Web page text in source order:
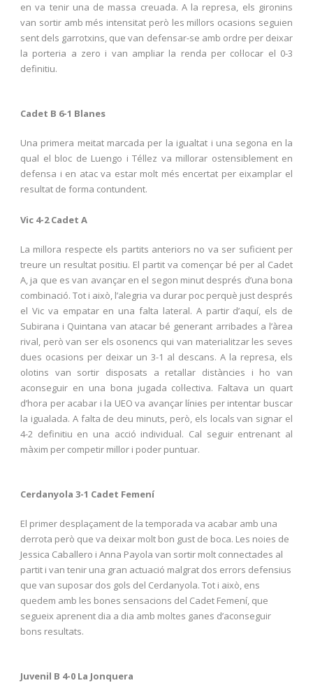
en va tenir una de massa creuada. A la represa, els gironins
van sortir amb més intensitat però les millors ocasions seguien
sent dels garrotxins, que van defensar-se amb ordre per deixar
la porteria a zero i van ampliar la renda per col·locar el 0-3
definitiu.
Cadet B 6-1 Blanes
Una primera meitat marcada per la igualtat i una segona en la
qual el bloc de Luengo i Téllez va millorar ostensiblement en
defensa i en atac va estar molt més encertat per eixamplar el
resultat de forma contundent.
Vic 4-2 Cadet A
La millora respecte els partits anteriors no va ser suficient per
treure un resultat positiu. El partit va començar bé per al Cadet
A, ja que es van avançar en el segon minut després d’una bona
combinació. Tot i això, l’alegria va durar poc perquè just després
el Vic va empatar en una falta lateral. A partir d’aquí, els de
Subirana i Quintana van atacar bé generant arribades a l’àrea
rival, però van ser els osonencs qui van materialitzar les seves
dues ocasions per deixar un 3-1 al descans. A la represa, els
olotins van sortir disposats a retallar distàncies i ho van
aconseguir en una bona jugada col·lectiva. Faltava un quart
d’hora per acabar i la UEO va avançar línies per intentar buscar
la igualada. A falta de deu minuts, però, els locals van signar el
4-2 definitiu en una acció individual. Cal seguir entrenant al
màxim per competir millor i poder puntuar.
Cerdanyola 3-1 Cadet Femení
El primer desplaçament de la temporada va acabar amb una
derrota però que va deixar molt bon gust de boca. Les noies de
Jessica Caballero i Anna Payola van sortir molt connectades al
partit i van tenir una gran actuació malgrat dos errors defensius
que van suposar dos gols del Cerdanyola. Tot i això, ens
quedem amb les bones sensacions del Cadet Femení, que
segueix aprenent dia a dia amb moltes ganes d’aconseguir
bons resultats.
Juvenil B 4-0 La Jonquera